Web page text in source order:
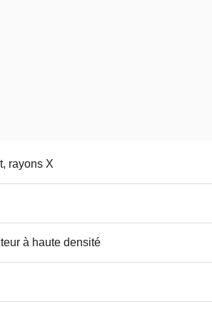
rayons X
à haute densité